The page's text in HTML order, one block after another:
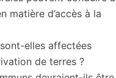
matière d’accès à la
elles affectées
de terres ?